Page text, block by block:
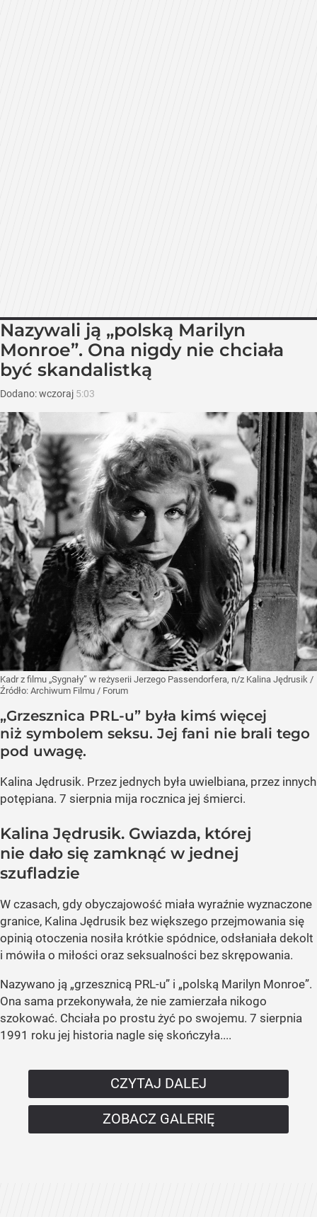
Nazywali ją „polską Marilyn
Monroe”. Ona nigdy nie chciała
być skandalistką
Dodano:wczoraj 5:03
Kadr z filmu „Sygnały” w reżyserii Jerzego Passendorfera, n/z Kalina Jędrusik /
Źródło: Archiwum Filmu / Forum
„Grzesznica PRL-u” była kimś więcej
niż symbolem seksu. Jej fani nie brali tego
pod uwagę.
Kalina Jędrusik. Przez jednych była uwielbiana, przez innych
potępiana. 7 sierpnia mija rocznica jej śmierci.
Kalina Jędrusik. Gwiazda, której
nie dało się zamknąć w jednej
szufladzie
W czasach, gdy obyczajowość miała wyraźnie wyznaczone
granice, Kalina Jędrusik bez większego przejmowania się
opinią otoczenia nosiła krótkie spódnice, odsłaniała dekolt
i mówiła o miłości oraz seksualności bez skrępowania.
Nazywano ją „grzesznicą PRL-u” i „polską Marilyn Monroe”.
Ona sama przekonywała, że nie zamierzała nikogo
szokować. Chciała po prostu żyć po swojemu. 7 sierpnia
1991 roku jej historia nagle się skończyła....
CZYTAJ DALEJ
ZOBACZ GALERIĘ